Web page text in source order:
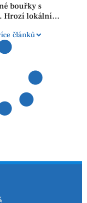
bouřky s
Hrozí lokální
článků